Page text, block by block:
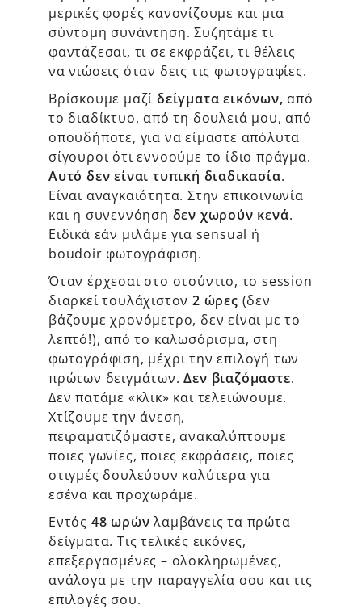
μερικές φορές κανονίζουμε και μια
σύντομη συνάντηση. Συζητάμε τι
φαντάζεσαι, τι σε εκφράζει, τι θέλεις
να νιώσεις όταν δεις τις φωτογραφίες.
Βρίσκουμε μαζί δείγματα εικόνων, από
το διαδίκτυο, από τη δουλειά μου, από
οπουδήποτε, για να είμαστε απόλυτα
σίγουροι ότι εννοούμε το ίδιο πράγμα.
Αυτό δεν είναι τυπική διαδικασία.
Είναι αναγκαιότητα. Στην επικοινωνία
και η συνεννόηση δεν χωρούν κενά.
Ειδικά εάν μιλάμε για sensual ή
boudoir φωτογράφιση.
Όταν έρχεσαι στο στούντιο, το session
διαρκεί τουλάχιστον2 ώρες (δεν
βάζουμε χρονόμετρο, δεν είναι με το
λεπτό!), από το καλωσόρισμα, στη
φωτογράφιση, μέχρι την επιλογή των
πρώτων δειγμάτων.Δεν βιαζόμαστε.
Δεν πατάμε «κλικ» και τελειώνουμε.
Χτίζουμε την άνεση,
πειραματιζόμαστε, ανακαλύπτουμε
ποιες γωνίες, ποιες εκφράσεις, ποιες
στιγμές δουλεύουν καλύτερα για
εσένα και προχωράμε.
Εντός 48 ωρών λαμβάνεις τα πρώτα
δείγματα. Τις τελικές εικόνες,
επεξεργασμένες – ολοκληρωμένες,
ανάλογα με την παραγγελία σου και τις
επιλογές σου.